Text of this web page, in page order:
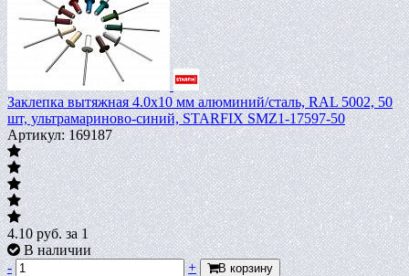
Заклепка вытяжная 4.0х10 мм алюминий/сталь, RAL 5002, 50
шт, ультрамариново-синий, STARFIX SMZ1-17597-50
Артикул: 169187
4.10руб.за 1
В наличии
-
+ В корзину